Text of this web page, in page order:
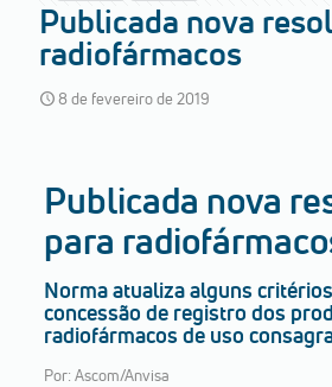
Publicada nova
radiofármacos
8 de fevereiro de 2019
Publicada nova
para
Norma atualiza alguns
concessão de registro dos
radiofármacos de uso
Por: Ascom/Anvisa